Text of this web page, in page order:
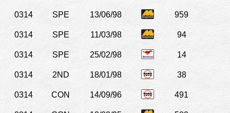
0314 SPE 13/06/98 959
0314 SPE 11/03/98 94
0314 SPE 25/02/98 14
0314 2ND 18/01/98 38
0314 CON 14/09/96 491